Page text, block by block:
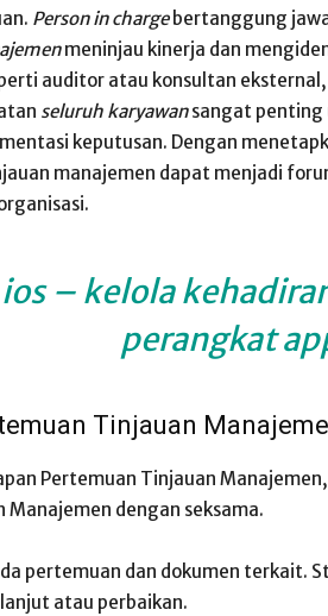
Person in chargebertanggung
meninjau kinerja dan
auditor atau konsultan
seluruh karyawansangat penting
keputusan. Dengan
manajemen dapat menjadi
– kelola
perangkat
Tinjauan
Pertemuan Tinjauan
Manajemen dengan seksama.
pertemuan dan dokumen terkait.
atau perbaikan.